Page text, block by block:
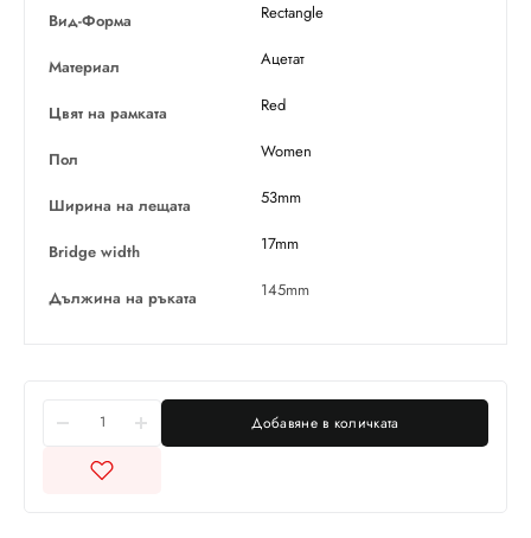
Вид-Форма
Rectangle
Материал Ацетат
Цвят на рамката Red
Пол Women
Ширина на лещата 53mm
Bridge width 17mm
Дължина на ръката 145mm
Добавяне в количката